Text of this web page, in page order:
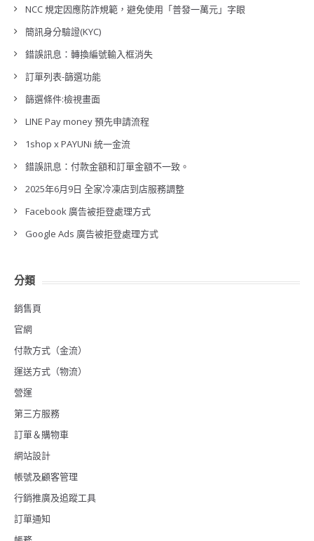
NCC 規定因應防詐規範，避免使用「普發一萬元」字眼
簡訊身分驗證(KYC)
錯誤訊息：轉換編號輸入框消失
訂單列表-篩選功能
篩選條件:檢視畫面
LINE Pay money 預先申請流程
1shop x PAYUNi 統一金流
錯誤訊息：付款金額和訂單金額不一致。
2025年6月9日 全家冷凍店到店服務調整
Facebook 廣告被拒登處理方式
Google Ads 廣告被拒登處理方式
分類
銷售頁
官網
付款方式（金流）
運送方式（物流）
營運
第三方服務
訂單＆購物車
網站設計
帳號及顧客管理
行銷推廣及追蹤工具
訂單通知